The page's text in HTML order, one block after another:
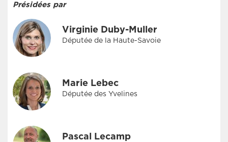
Présidées par
Virginie Duby-Muller
Députée de la Haute-Savoie
Marie Lebec
Députée des Yvelines
Pascal Lecamp